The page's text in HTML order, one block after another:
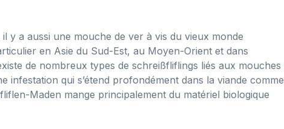
y a aussi une mouche de ver à vis du vieux monde
en Asie du Sud-Est, au Moyen-Orient et dans
de nombreux types de schreißfliflings liés aux mouches
infestation qui s’étend profondément dans la viande comme
Maden mange principalement du matériel biologique